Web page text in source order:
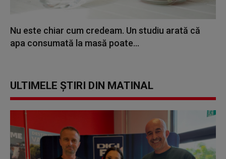
Nu este chiar cum credeam. Un studiu arată că
apa consumată la masă poate...
ULTIMELE ȘTIRI DIN MATINAL